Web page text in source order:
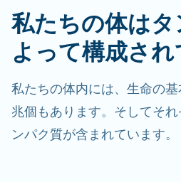
私たちの体は
よって構成され
私たちの体内には、生命の
兆個もあります。そしてそ
ンパク質が含まれています。